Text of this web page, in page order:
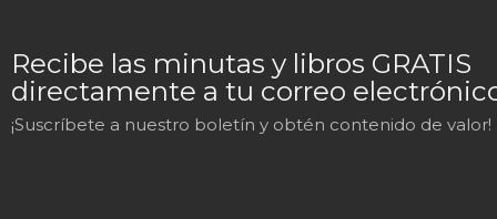
Recibe las minutas y libros GRATIS
directamente a tu correo
¡Suscríbete a nuestro boletín y obtén contenido de valor!